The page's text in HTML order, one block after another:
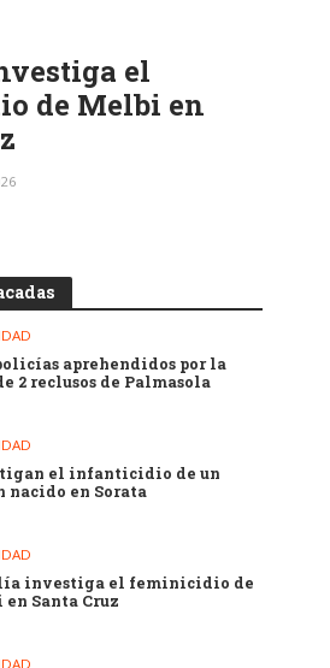
el
de Melbi en
aprehendidos por la
2 reclusos de Palmasola
el infanticidio de un
nacido en Sorata
investiga el feminicidio de
Santa Cruz